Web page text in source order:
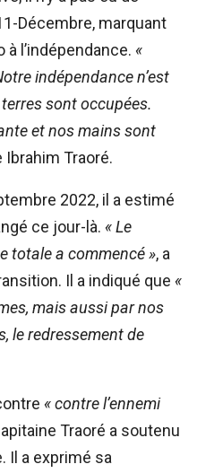
Décembre, marquant
à l’indépendance. «
indépendance n’est
sont occupées.
et nos mains sont
Traoré.
2022, il a estimé
ce jour-là. « Le
totale a commencé », a
Il a indiqué que «
mais aussi par nos
le redressement de
« contre l’ennemi
Traoré a soutenu
Il a exprimé sa